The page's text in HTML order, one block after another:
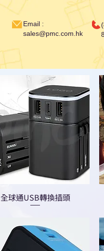
Email :
sales@pmc.com.hk
全球通USB轉換插頭